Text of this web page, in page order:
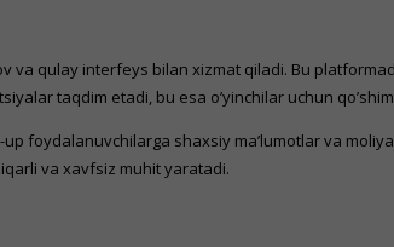
qulay interfeys bilan xizmat qiladi. Bu
taqdim etadi, bu esa o’yinchilar uchun
foydalanuvchilarga shaxsiy ma’lumotlar va
va xavfsiz muhit yaratadi.